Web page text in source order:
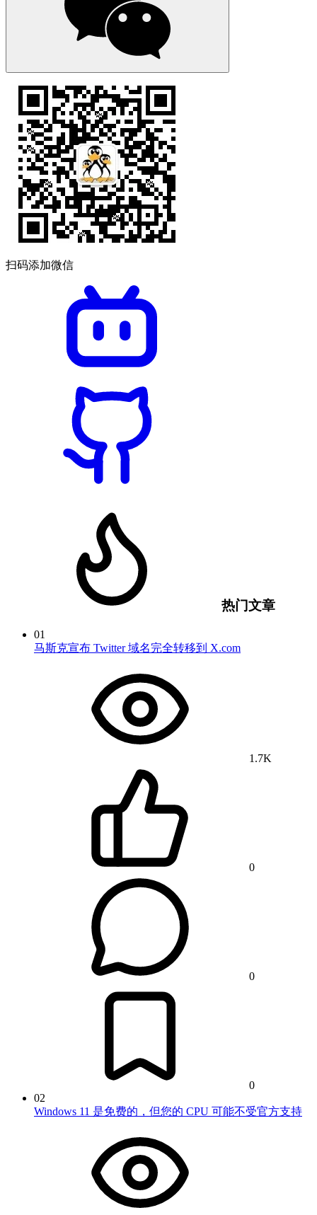
扫码添加微信
热门文章
01
马斯克宣布 Twitter 域名完全转移到 X.com
1.7K
0
0
0
02
Windows 11 是免费的，但您的 CPU 可能不受官方支持